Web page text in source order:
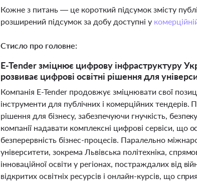
Кожне з питань — це короткий підсумок змісту
розширений підсумок за добу доступні у
Стисло про головне:
E-Tender зміцнює цифрову інфраструктуру
розвиває цифрові освітні рішення для
Компанія E-Tender продовжує зміцнювати свої
інструменти для публічних і комерційних
рішення для бізнесу, забезпечуючи гнучкість,
компанії надавати комплексні цифрові сервіси,
безперервність бізнес-процесів. Паралельно
університети, зокрема Львівська політехніка,
інноваційної освіти у регіонах, постраждалих від
відкритих освітніх ресурсів і онлайн-курсів, що